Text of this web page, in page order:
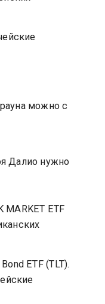
можно с
Далио нужно
MARKET ETF
ETF (TLT).